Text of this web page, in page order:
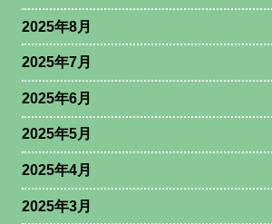
2025年8月
2025年7月
2025年6月
2025年5月
2025年4月
2025年3月